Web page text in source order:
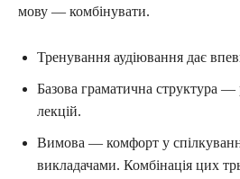
мову — комбінувати.
Тренування аудіювання дає
Базова граматична структура —
лекцій.
Вимова — комфорт у
викладачами. Комбінація цих